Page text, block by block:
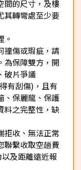
間的尺寸，及樓
其轉彎處至少要
傷或瑕疵，請
為保障雙方，開
破片爭議
有刮傷)，且有
、保麗龍、保護
料之完整性，缺
收、無法正常
聯繫收取空趟費
及距離遠近報